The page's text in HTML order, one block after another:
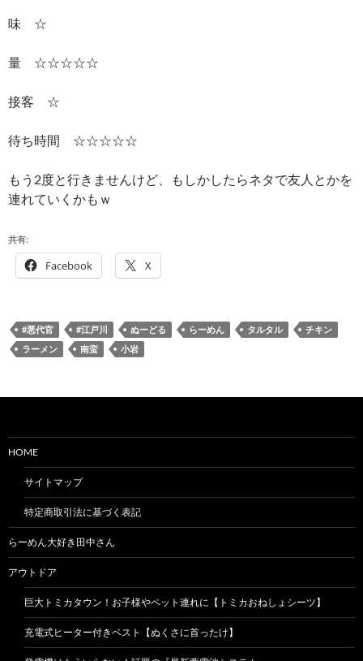
味 ☆
量 ☆☆☆☆☆
接客 ☆
待ち時間 ☆☆☆☆☆
もう2度と行きませんけど、もしかしたらネタで友人とかを
連れていくかもｗ
共有:
Facebook X
#悪代官 #江戸川 ぬーどる らーめん タルタル
チキン
ラーメン
南蛮 小岩
HOME
サイトマップ
特定商取引法に基づく表記
らーめん大好き田中さん
アウトドア
巨大トミカタウン！お子様やペット連れに【トミカおねしょシーツ】
充電式ヒーター付きベスト【ぬくさに首ったけ】